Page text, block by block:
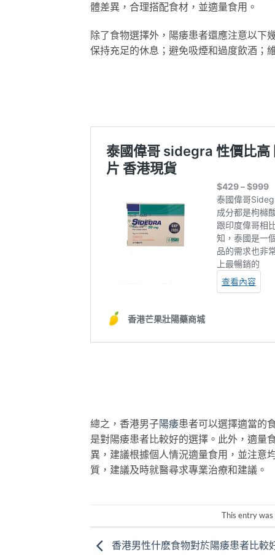
體差異，合理搭配食材，並適量食用。
除了食物選擇外，陽痿患者還應注意以下
保持充足的休息；避免吸煙和過度飲酒；
總之，香港男子陽痿患者可以選擇適當的
是對陽痿患者比較好的選擇。此外，適量
異，建議根據個人情況適量食用，並注意
質，建議及時就醫尋求專業治療和建議。
This entry
香港男性什麽食物對於陽痿患者比較